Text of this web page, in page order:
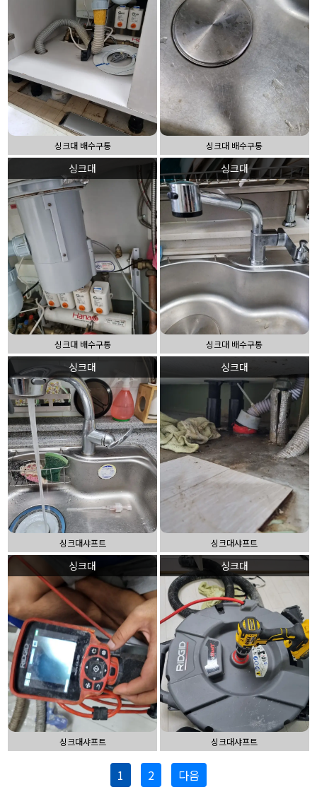
싱크대 배수구통 싱크대 배수구통
싱크대
싱크대 배수구통
싱크대
싱크대 배수구통
싱크대
싱크대샤프트
싱크대
싱크대샤프트
싱크대
싱크대샤프트
싱크대
싱크대샤프트
1 2 다음